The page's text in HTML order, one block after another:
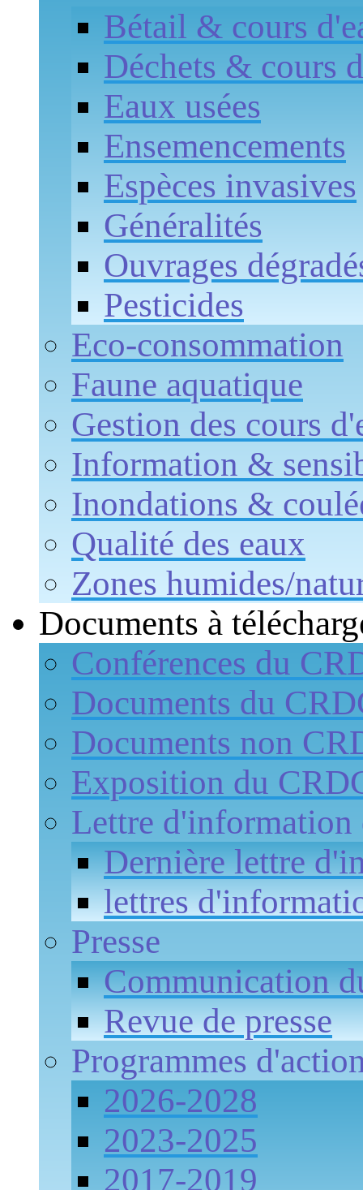
Bétail & cours
Déchets & cours
Eaux usées
Ensemencements
Espèces invasives
Généralités
Ouvrages
Pesticides
Eco-consommation
Faune aquatique
Gestion des cours
Information &
Inondations &
Qualité des eaux
Zones humides/
Documents à
Conférences du
Documents du
Documents non
Exposition du
Lettre d'information
Dernière lettre
lettres
Presse
Communication
Revue de presse
Programmes
2026-2028
2023-2025
2017-2019